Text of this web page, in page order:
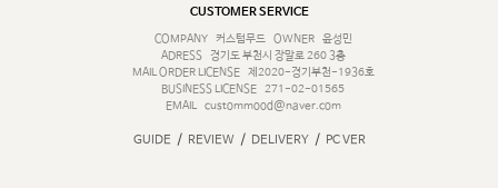
CUSTOMER SERVICE
COMPANY
커스텀무드 OWNER
윤성민
ADRESS
경기도 부천시 장말로 260 3층
MAIL ORDER LICENSE
제2020-경기부천-1936호
BUSINESS LICENSE 271-02-01565
EMAIL
custommood@naver.com
GUIDE / REVIEW / DELIVERY / PC VER